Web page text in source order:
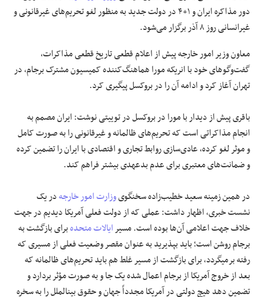
دور مذاکره ایران و ۱+۴ در دولت جدید به منظور لغو تحریم‌های غیرقانونی و
غیرانسانی روز ۸ آذر برگزار می‌شود.
معاون وزیر امور خارجه پیش از اعلام قطعی تاریخ قطعی مذاکرات،
گفت‌وگو‌های خود با انریکه مورا هماهنگ‌کننده کمیسیون مشترک برجام، در
تهران آغاز کرد و ادامه آن را در بروکسل پیگیری کرد.
باقری پیش از دیدار با مورا در بروکسل در توییتی نوشت: ایران مصمم به
انجام مذاکراتی است که تحریم‌های ظالمانه و غیرقانونی را به صورت کامل
و موثر لغو کرده، عادی‌سازی روابط تجاری و اقتصادی با ایران را تضمین کرده
و ضمانت‌های معتبری برای عدم بدعهدی بیشتر فراهم کند.
در همین زمینه سعید خطیب‌زاده سخنگویوزارت امور خارجهدر یک
نشست خبری، اظهار داشت: عملی که از دولت فعلی آمریکا دیدیم در جهت
خلاف جهت اعلامی آن‌ها بوده است. مسیرایالات متحدهبرای بازگشت به
برجام روشن است؛ باید بپذیرید به عنوان مقصر وضعیت فعلی از مسیری که
رفته برمیگردد، برای بازگشت از مسیر غلط هم باید تحریم‌های ظالمانه که
بعد از خروج آمریکا از برجام اعمال شده یک جا و به صورت مؤثر بردارد و
تضمین دهد هیچ دولتی در آمریکا مجدداً جهان و حقوق بینالملل را به سخره